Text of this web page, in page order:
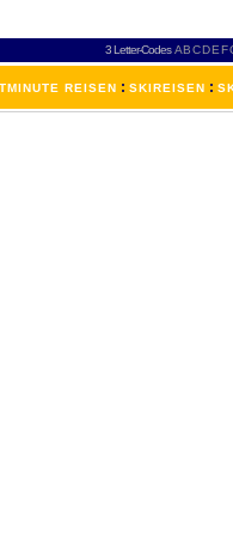
3 Letter-Codes ABCDEF
REISEN : SKIREISEN :